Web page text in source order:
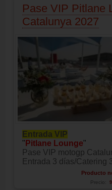
Pase VIP Pitlane
Catalunya 2027
Entrada VIP
" Pitlane Lounge"
Pase VIP motogp
Entrada 3 días/Catering
Producto
Precio: